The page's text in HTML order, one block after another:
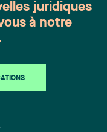
juridiques
à notre